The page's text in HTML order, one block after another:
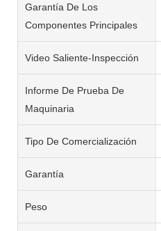
Garantía De Los
Componentes Principales
Video Saliente-Inspección
Informe De Prueba De
Maquinaria
Tipo De Comercialización
Garantía
Peso